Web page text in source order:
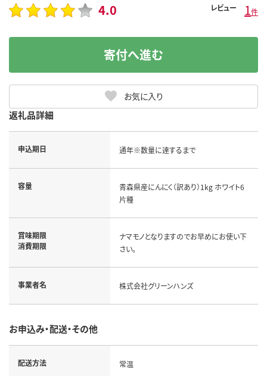
4.0 レビュー 1件
お気に入り
寄付へ進む
返礼品詳細
申込期日 通年※数量に達するまで
容量
青森県産にんにく（訳あり）1kg ホワイト6
片種
賞味期限
消費期限
ナマモノとなりますのでお早めにお使い下
さい。
事業者名 株式会社グリーンハンズ
お申込み・配送・その他
配送方法 常温